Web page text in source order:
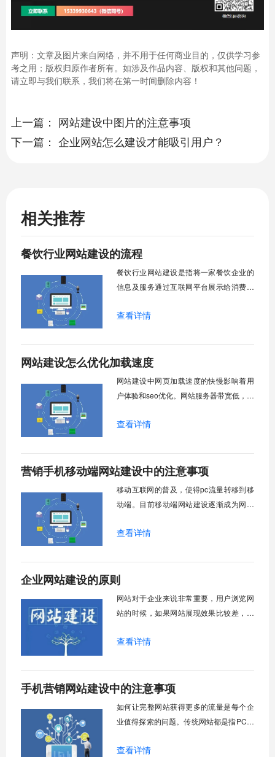
声明：文章及图片来自网络，并不用于任何商业目的，仅供学习参
考之用；版权归原作者所有。如涉及作品内容、版权和其他问题，
请立即与我们联系，我们将在第一时间删除内容！
上一篇： 网站建设中图片的注意事项
下一篇： 企业网站怎么建设才能吸引用户？
相关推荐
餐饮行业网站建设的流程
餐饮行业网站建设是指将一家餐饮企业的
信息及服务通过互联网平台展示给消费者
网站建设已经成为了餐饮企业拓展市场、
查看详情
网站建设怎么优化加载速度
网站建设中网页加载速度的快慢影响着用
户体验和seo优化。网站服务器带宽低，延
因都会影响加载速度。下面小编就给大家
查看详情
营销手机移动端网站建设中的注意事项
移动互联网的普及，使得pc流量转移到移
动端。目前移动端网站建设逐渐成为网站
了解相较于pc端的区别和注意事项，从而
查看详情
企业网站建设的原则
网站对于企业来说非常重要，用户浏览网
站的时候，如果网站展现效果比较差，会
企业的形象，所以无论是什么形式的网
网站建设的首要原则，那么网站建设还有
其他建设原则吗？
查看详情
手机营销网站建设中的注意事项
如何让完整网站获得更多的流量是每个企
业值得探索的问题。传统网站都是指PC网
量已经超出pc端，手机网站的竞争形成性
查看详情